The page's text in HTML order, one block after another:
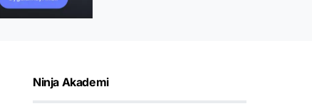
Ninja Akademi